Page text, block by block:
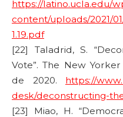
https://latino.ucla.edu/
content/uploads/2021/
1.19.pdf
[22] Taladrid, S.
Vote”. The New
de 2020. https://
desk/deconstructing-
[23] Miao, H.